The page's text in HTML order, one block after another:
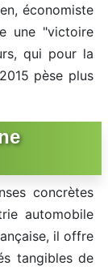
économiste
une "victoire
qui pour la
pèse plus
concrètes
automobile
il offre
tangibles de